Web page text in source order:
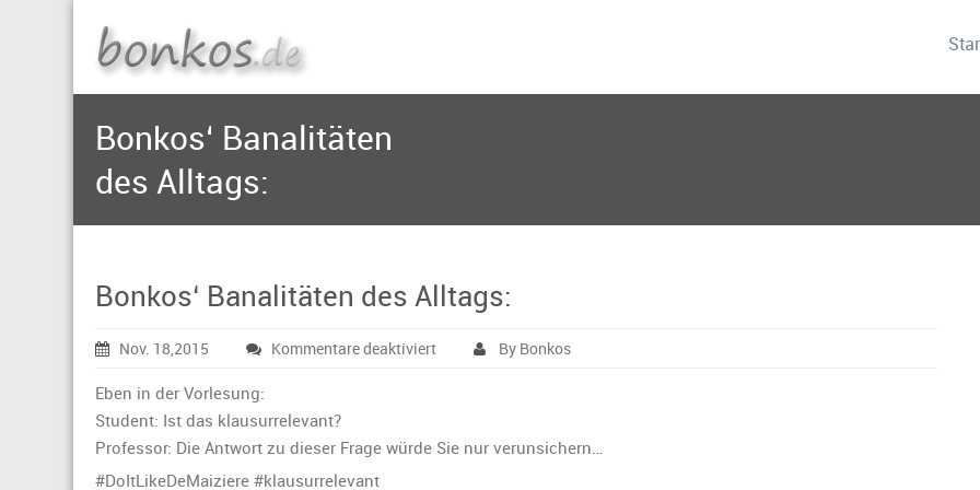
Bonkos‘ Banalitäten
des Alltags:
Bonkos‘ Banalitäten des Alltags:
Nov. 18,2015 Kommentare deaktiviertfür
By Bonkos
Eben in der Vorlesung:
Student: Ist das klausurrelevant?
Professor: Die Antwort zu dieser Frage würde Sie nur verunsichern…
‪#‎DoItLikeDeMaiziere‬ ‪#‎klausurrelevant‬